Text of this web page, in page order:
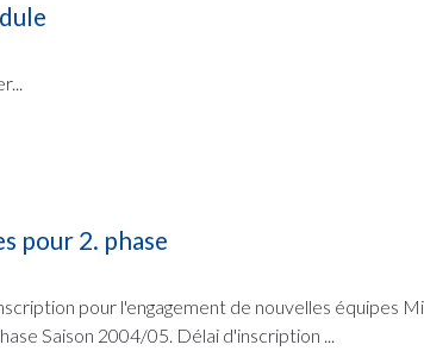
pour 2. phase
pour l'engagement de nouvelles équipes
Saison 2004/05. Délai d'inscription ...